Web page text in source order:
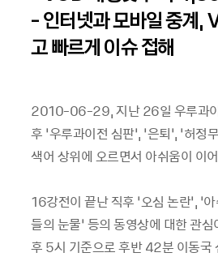
- 인터넷과 모바일 중계,
고 빠르게 이슈 접해
2010-06-29, 지난 26일 우루과
후 ‘우루과이전 심판’, ‘은퇴’, ‘허정
색어 상위에 오르면서 아쉬움이 이
16강전이 끝난 직후 ‘오심 논란’, ‘
들의 눈물’ 등의 동영상에 대한 관
후 5시 기준으로 후반 42분 이동국